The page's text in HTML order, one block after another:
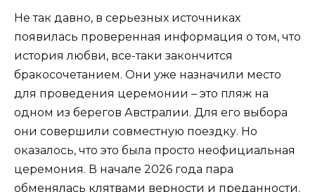
Не так давно, в серьезных источниках
появилась проверенная информация о том, что
история любви, все-таки закончится
бракосочетанием. Они уже назначили место
для проведения церемонии – это пляж на
одном из берегов Австралии. Для его выбора
они совершили совместную поездку. Но
оказалось, что это была просто неофициальная
церемония. В начале 2026 года пара
обменялась клятвами верности и преданности.